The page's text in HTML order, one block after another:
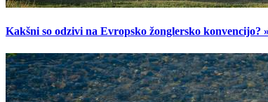
Kakšni so odzivi na Evropsko žonglersko